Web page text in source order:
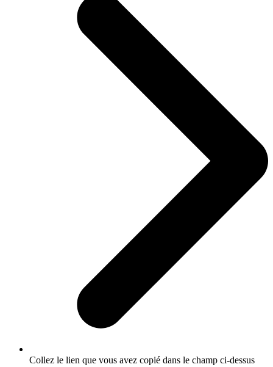
Collez le lien que vous avez copié dans le champ ci-dessus